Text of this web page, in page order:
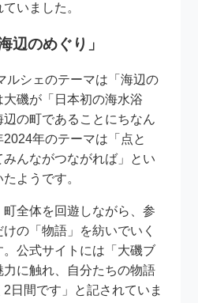
いました。
辺のめぐり」
ルシェのテーマは「海辺の
磯が「日本初の海水浴
の町であることにちなん
年のテーマは「点と
んながつながれば」とい
ようです。
全体を回遊しながら、参
の「物語」を紡いでいく
公式サイトには「大磯ブ
に触れ、自分たちの物語
日間です」と記されていま